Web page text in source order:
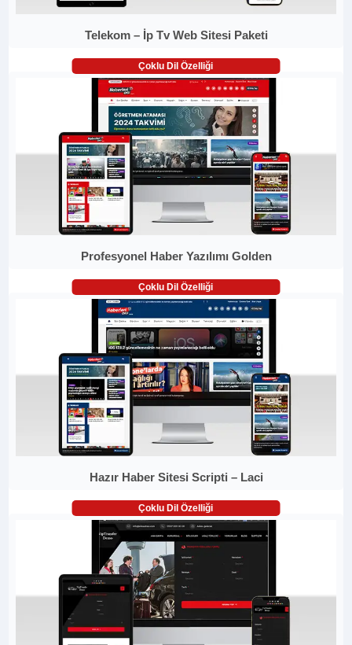
Telekom – İp Tv Web Sitesi Paketi
Çoklu Dil Özelliği
Profesyonel Haber Yazılımı Golden
Çoklu Dil Özelliği
Hazır Haber Sitesi Scripti – Laci
Çoklu Dil Özelliği